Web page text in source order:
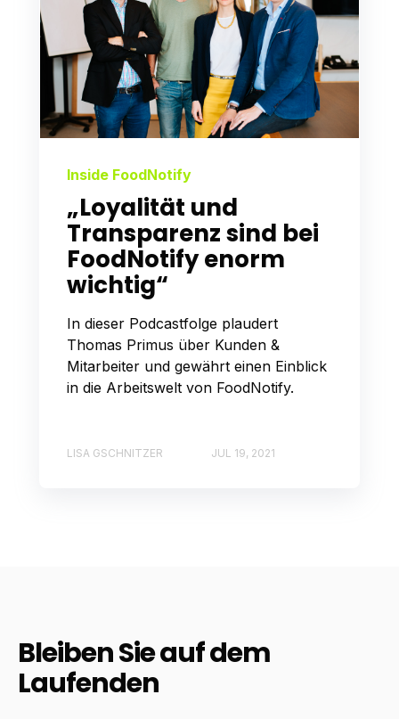
Inside FoodNotify
„Loyalität und
Transparenz sind bei
FoodNotify enorm
wichtig“
In dieser Podcastfolge plaudert
Thomas Primus über Kunden &
Mitarbeiter und gewährt einen Einblick
in die Arbeitswelt von FoodNotify.
LISA GSCHNITZER JUL 19, 2021
Bleiben Sie auf dem
Laufenden